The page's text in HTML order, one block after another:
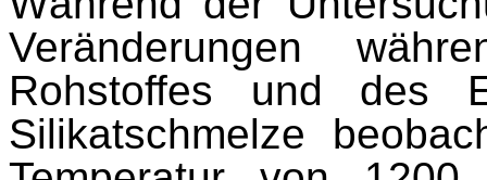
Veränderungen
Rohstoffes und des
Silikatschmelze